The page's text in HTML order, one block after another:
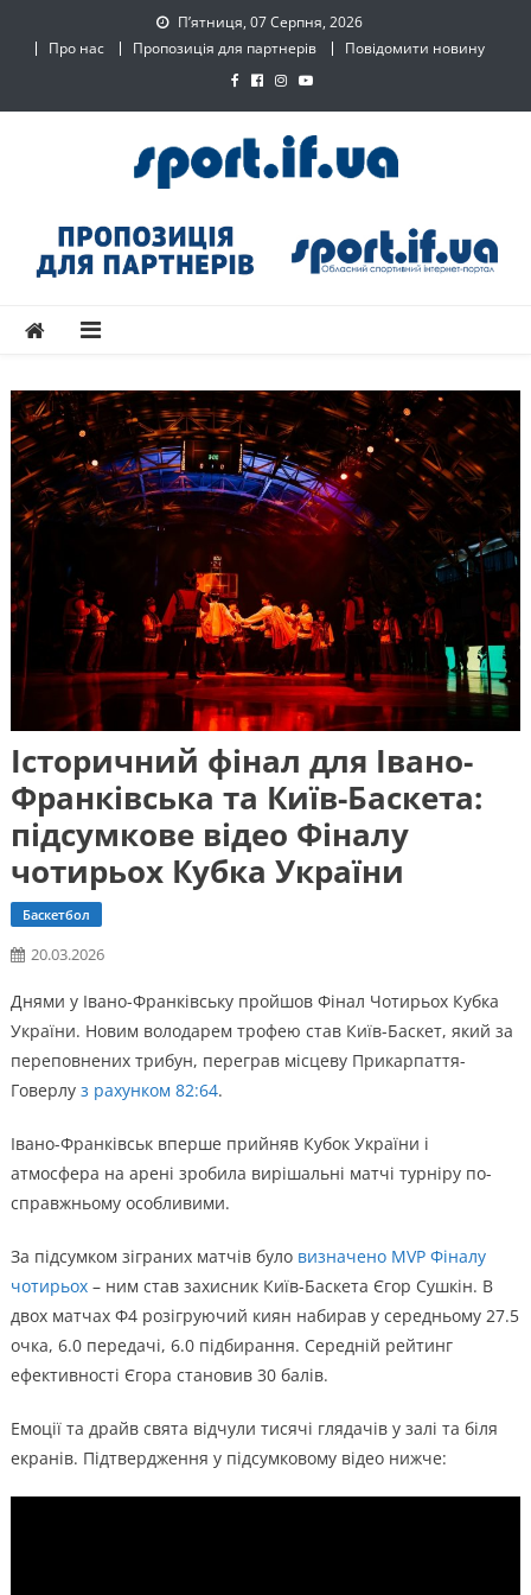
П’ятниця, 07 Серпня, 2026
Про нас
Пропозиція для партнерів Повідомити новину
SPORT.IF.UA – Обласний
спортивний інтернет-
Історичний фінал для Івано-
Франківська та Київ-Баскета:
підсумкове відео Фіналу
чотирьох Кубка України
Баскетбол
20.03.2026
Днями у Івано-Франківську пройшов Фінал Чотирьох Кубка
України. Новим володарем трофею став Київ-Баскет, який за
переповнених трибун, переграв місцеву Прикарпаття-
Говерлу з рахунком 82:64.
Івано-Франківськ вперше прийняв Кубок України і
атмосфера на арені зробила вирішальні матчі турніру по-
справжньому особливими.
За підсумком зіграних матчів було визначено MVP Фіналу
чотирьох– ним став захисник Київ-Баскета Єгор Сушкін. В
двох матчах Ф4 розігруючий киян набирав у середньому 27.5
очка, 6.0 передачі, 6.0 підбирання. Середній рейтинг
ефективності Єгора становив 30 балів.
Емоції та драйв свята відчули тисячі глядачів у залі та біля
екранів. Підтвердження у підсумковому відео нижче: